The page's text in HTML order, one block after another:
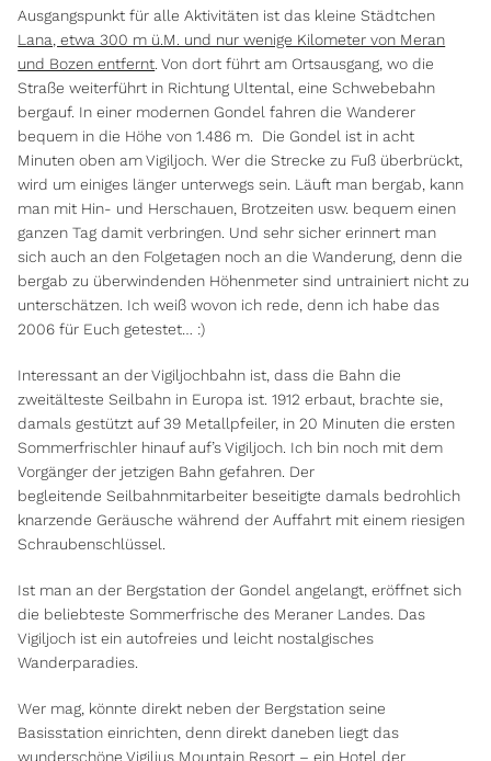
Ausgangspunkt für alle Aktivitäten ist das kleine Städtchen
Lana, etwa 300 m ü.M. und nur wenige Kilometer von Meran
und Bozen entfernt. Von dort führt am Ortsausgang, wo die
Straße weiterführt in Richtung Ultental, eine Schwebebahn
bergauf. In einer modernen Gondel fahren die Wanderer
bequem in die Höhe von 1.486 m. Die Gondel ist in acht
Minuten oben am Vigiljoch. Wer die Strecke zu Fuß überbrückt,
wird um einiges länger unterwegs sein. Läuft man bergab, kann
man mit Hin- und Herschauen, Brotzeiten usw. bequem einen
ganzen Tag damit verbringen. Und sehr sicher erinnert man
sich auch an den Folgetagen noch an die Wanderung, denn die
bergab zu überwindenden Höhenmeter sind untrainiert nicht zu
unterschätzen. Ich weiß wovon ich rede, denn ich habe das
2006 für Euch getestet… :)
Interessant an der Vigiljochbahn ist, dass die Bahn die
zweitälteste Seilbahn in Europa ist. 1912 erbaut, brachte sie,
damals gestützt auf 39 Metallpfeiler, in 20 Minuten die ersten
Sommerfrischler hinauf auf’s Vigiljoch. Ich bin noch mit dem
Vorgänger der jetzigen Bahn gefahren. Der
begleitende Seilbahnmitarbeiter beseitigte damals bedrohlich
knarzende Geräusche während der Auffahrt mit einem riesigen
Schraubenschlüssel.
Ist man an der Bergstation der Gondel angelangt, eröffnet sich
die beliebteste Sommerfrische des Meraner Landes. Das
Vigiljoch ist ein autofreies und leicht nostalgisches
Wanderparadies.
Wer mag, könnte direkt neben der Bergstation seine
Basisstation einrichten, denn direkt daneben liegt das
wunderschöneVigilius Mountain Resort – ein Hotel der